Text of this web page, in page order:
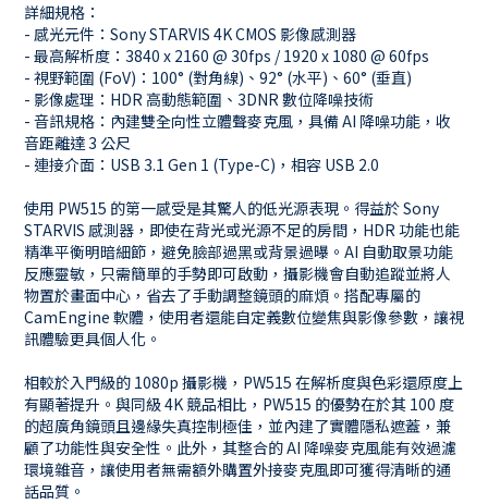
詳細規格：
- 感光元件：Sony STARVIS 4K CMOS 影像感測器
- 最高解析度：3840 x 2160 @ 30fps / 1920 x 1080 @ 60fps
- 視野範圍 (FoV)：100° (對角線)、92° (水平)、60° (垂直)
- 影像處理：HDR 高動態範圍、3DNR 數位降噪技術
- 音訊規格：內建雙全向性立體聲麥克風，具備 AI 降噪功能，收
音距離達 3 公尺
- 連接介面：USB 3.1 Gen 1 (Type-C)，相容 USB 2.0
使用 PW515 的第一感受是其驚人的低光源表現。得益於 Sony
STARVIS 感測器，即使在背光或光源不足的房間，HDR 功能也能
精準平衡明暗細節，避免臉部過黑或背景過曝。AI 自動取景功能
反應靈敏，只需簡單的手勢即可啟動，攝影機會自動追蹤並將人
物置於畫面中心，省去了手動調整鏡頭的麻煩。搭配專屬的
CamEngine 軟體，使用者還能自定義數位變焦與影像參數，讓視
訊體驗更具個人化。
相較於入門級的 1080p 攝影機，PW515 在解析度與色彩還原度上
有顯著提升。與同級 4K 競品相比，PW515 的優勢在於其 100 度
的超廣角鏡頭且邊緣失真控制極佳，並內建了實體隱私遮蓋，兼
顧了功能性與安全性。此外，其整合的 AI 降噪麥克風能有效過濾
環境雜音，讓使用者無需額外購置外接麥克風即可獲得清晰的通
話品質。